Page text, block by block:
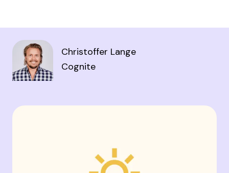
Christoffer Lange
Cognite